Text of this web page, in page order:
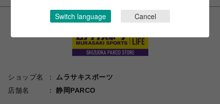
ショップ名
ムラサキスポーツ
店舗名
静岡PARCO
Switch language Cancel